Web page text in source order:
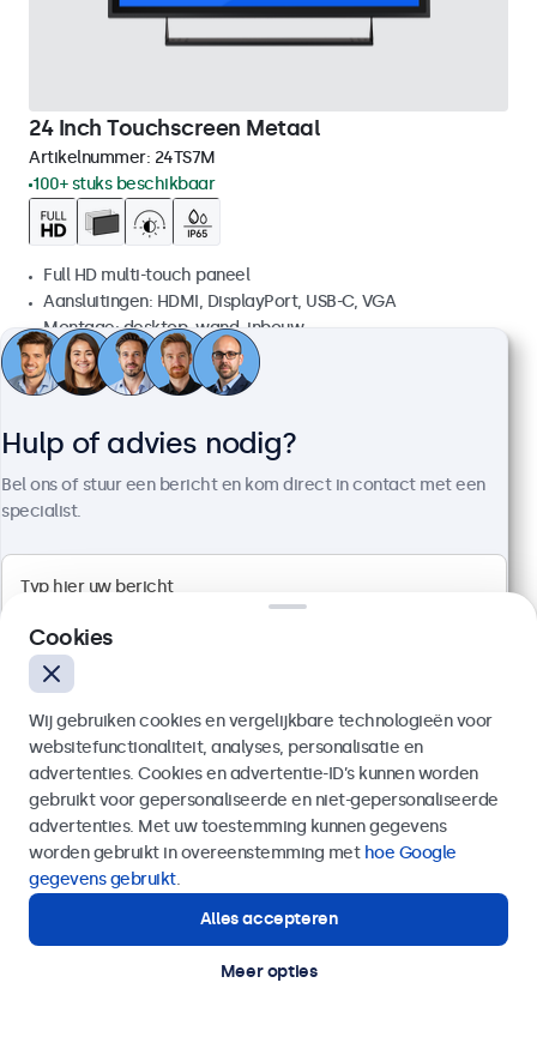
24 Inch Touchscreen Metaal
Artikelnummer: 24TS7M
100+ stuks beschikbaar
Full HD multi-touch paneel
Aansluitingen: HDMI, DisplayPort, USB-C, VGA
Montage: desktop, wand, inbouw
Buitenmaat: 576 x 348 x 45 mm
€ 629,00
24 Inch Touchscreen Metaal (High-
Brightness)
Hulp of advies nodig?
Bel ons of stuur een bericht en kom direct in contact met een
specialist.
Verzenden
Of bel ons op
Hulp of advies nodig?
Direct contact met een specialist.
Cookies
Wij gebruiken cookies en vergelijkbare technologieën voor
websitefunctionaliteit, analyses, personalisatie en
advertenties. Cookies en advertentie-ID’s kunnen worden
gebruikt voor gepersonaliseerde en niet-gepersonaliseerde
advertenties. Met uw toestemming kunnen gegevens
worden gebruikt in overeenstemming met hoe Google
gegevens gebruikt.
Alles accepteren
Meer opties